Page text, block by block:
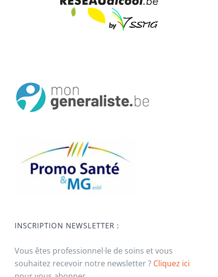
INSCRIPTION NEWSLETTER :
Vous êtes professionnel·le de soins et vous
souhaitez recevoir notre newsletter ? Cliquez ici